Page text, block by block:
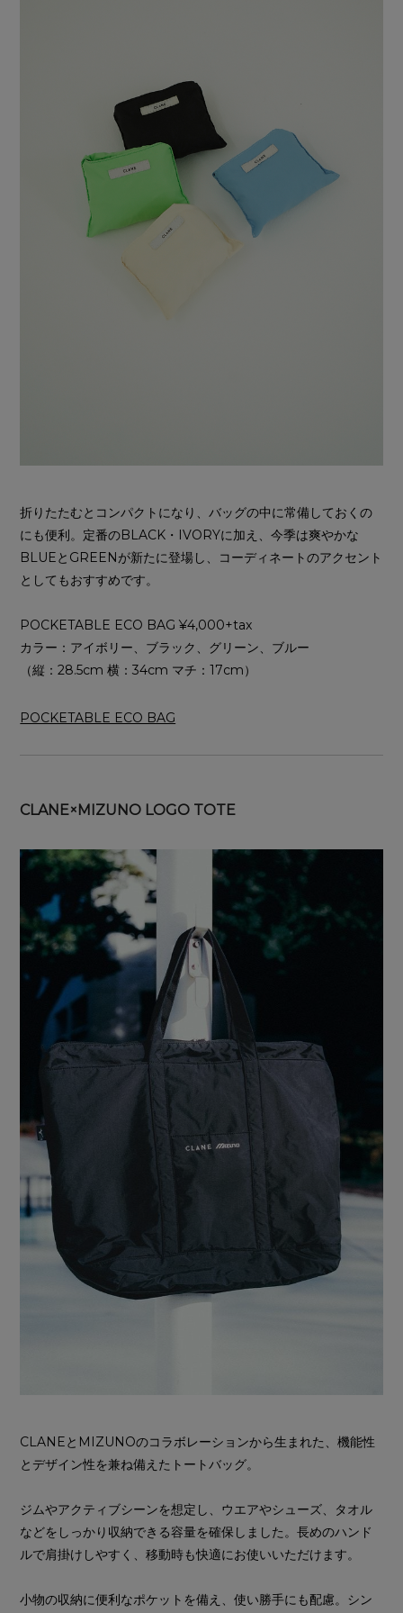
折りたたむとコンパクトになり、バッグの中に常備しておくの
にも便利。定番のBLACK・IVORYに加え、今季は爽やかな
BLUEとGREENが新たに登場し、コーディネートのアクセント
としてもおすすめです。
POCKETABLE ECO BAG ¥4,000+tax
カラー：アイボリー、ブラック、グリーン、ブルー
（縦：28.5cm 横：34cm マチ：17cm）
POCKETABLE ECO BAG
CLANE×MIZUNO LOGO TOTE
CLANEとMIZUNOのコラボレーションから生まれた、機能性
とデザイン性を兼ね備えたトートバッグ。
ジムやアクティブシーンを想定し、ウエアやシューズ、タオル
などをしっかり収納できる容量を確保しました。長めのハンド
ルで肩掛けしやすく、移動時も快適にお使いいただけます。
小物の収納に便利なポケットを備え、使い勝手にも配慮。シン